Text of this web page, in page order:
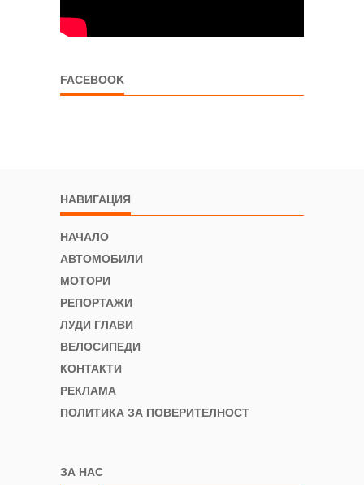
FACEBOOK
НАВИГАЦИЯ
НАЧАЛО
АВТОМОБИЛИ
МОТОРИ
РЕПОРТАЖИ
ЛУДИ ГЛАВИ
ВЕЛОСИПЕДИ
КОНТАКТИ
РЕКЛАМА
ПОЛИТИКА ЗА ПОВЕРИТЕЛНОСТ
ЗА НАС